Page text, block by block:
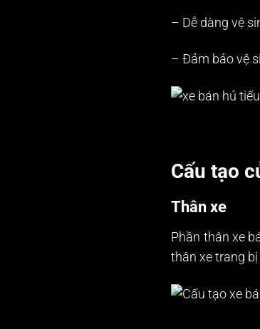
– Dễ dàng vệ
– Đảm bảo vệ
Cấu tạo
Thân xe
Phần thân xe
thân xe trang